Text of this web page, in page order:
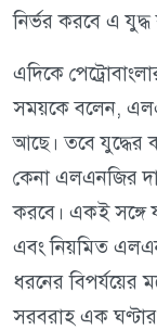
নির্ভর করবে এ
এদিকে
সময়কে বলেন,
আছে। তবে যুদ্ধের
কেনা এলএনজির
করবে। একই সঙ্গে
এবং নিয়মিত
ধরনের বিপর্যয়ের
সরবরাহ এক